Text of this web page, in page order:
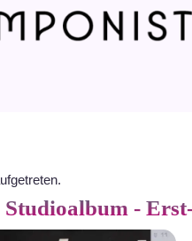
Studioalbum -